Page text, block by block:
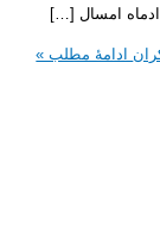
[…]
»